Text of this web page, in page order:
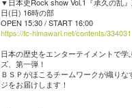
日(日) 16時の部
OPEN 15:30 / START 16:00
https://fc-himawari.net/contents/334031
日本の歴史をエンターテイメントで学
ズ、第一弾！
ＢＳＰがほこるチームワークが織りな
ジをお届けします！